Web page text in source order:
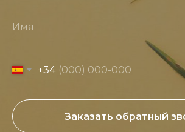
Имя
+34
Заказать обратный